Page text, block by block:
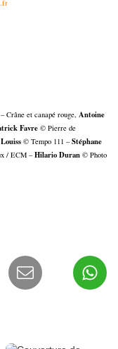
et canapé rouge, Antoine
Favre © Pierre de
© Tempo 111 –Stéphane
/ ECM –Hilario Duran © Photo